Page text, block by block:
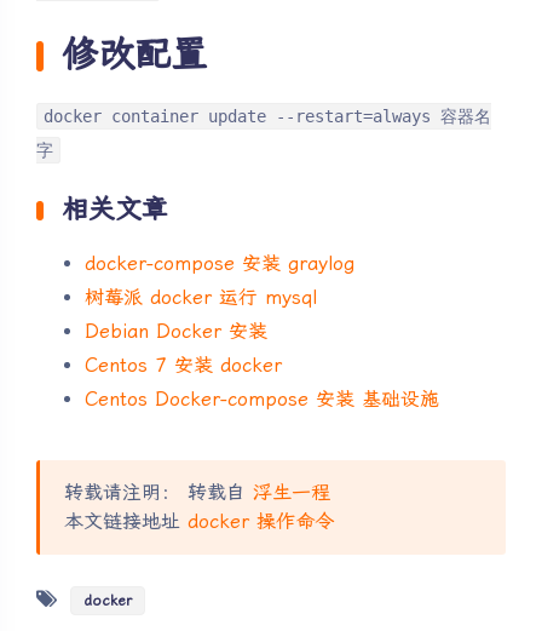
修改配置
docker container update --restart=always 容器名
字
相关文章
docker-compose 安装 graylog
树莓派 docker 运行 mysql
Debian Docker 安装
Centos 7 安装 docker
Centos Docker-compose 安装 基础设施
转载请注明： 转载自 浮生一程
本文链接地址 docker 操作命令
docker